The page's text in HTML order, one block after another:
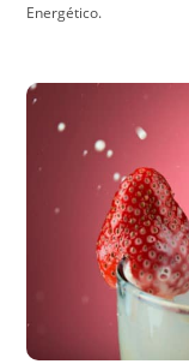
Energético.